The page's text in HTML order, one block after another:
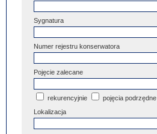
Sygnatura
Numer rejestru konserwatora
Pojęcie zalecane
rekurencyjnie
pojęcia podrzędne
Lokalizacja